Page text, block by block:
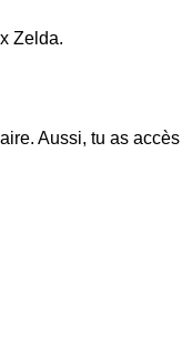
Zelda.
. Aussi, tu as